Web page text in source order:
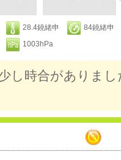
28.4鐃緒申
84鐃緒申
1003hPa
し時合がありま